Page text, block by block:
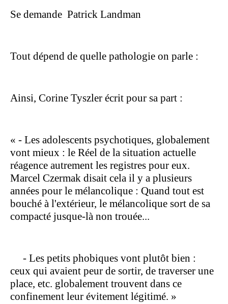
Se demande Patrick Landman
Tout dépend de quelle pathologie on parle :
Ainsi, Corine Tyszler écrit pour sa part :
« - Les adolescents psychotiques, globalement
vont mieux : le Réel de la situation actuelle
réagence autrement les registres pour eux.
Marcel Czermak disait cela il y a plusieurs
années pour le mélancolique : Quand tout est
bouché à l'extérieur, le mélancolique sort de sa
compacté jusque-là non trouée...
- Les petits phobiques vont plutôt bien :
ceux qui avaient peur de sortir, de traverser une
place, etc. globalement trouvent dans ce
confinement leur évitement légitimé. »